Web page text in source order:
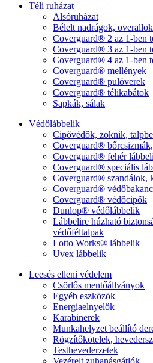
Téli ruházat
Alsóruházat
Bélelt nadrágok, overallok
Coverguard® 2 az 1-ben
Coverguard® 3 az 1-ben
Coverguard® 4 az 1-ben
Coverguard® mellények
Coverguard® pulóverek
Coverguard® télikabátok
Sapkák, sálak
Védőlábbelik
Cipővédők, zoknik,
Coverguard®
Coverguard® fehér
Coverguard® speciális
Coverguard® szandálok,
Coverguard®
Coverguard® védőcipők
Dunlop® védőlábbelik
Lábbelire húzható
védőféltalpak
Lotto Works® lábbelik
Uvex lábbelik
Leesés elleni védelem
Csörlős mentőállványok
Egyéb eszközök
Energiaelnyelők
Karabinerek
Munkahelyzet beállító
Rögzítőkötelek,
Testhevederzetek